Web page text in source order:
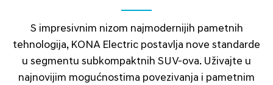
S impresivnim nizom najmodernijih pametnih
tehnologija, KONA Electric postavlja nove standarde
u segmentu subkompaktnih SUV-ova. Uživajte u
najnovijim mogućnostima povezivanja i pametnim